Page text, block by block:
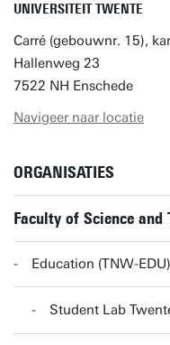
UNIVERSITEIT TWENTE
Carré (gebouwnr. 15),
Hallenweg 23
7522 NH Enschede
Navigeer naar locatie
ORGANISATIES
Faculty of Science and
Education (TNW-EDU)
Student Lab